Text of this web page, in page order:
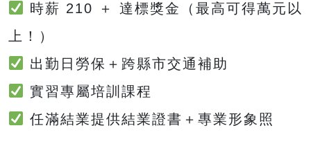
時薪 210 ＋ 達標獎金（最高可得萬元以
上！）
出勤日勞保＋跨縣市交通補助
實習專屬培訓課程
任滿結業提供結業證書＋專業形象照